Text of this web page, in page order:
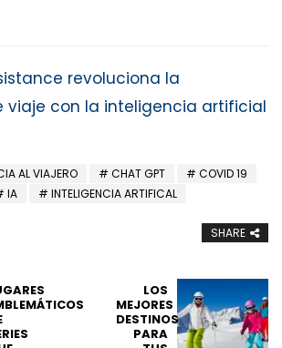
AL VIAJERO CHAT GPT
COVID 19
IA
INTELIGENCIA ARTIFICAL
SHARE
LOS
MEJORES
DESTINOS
PARA